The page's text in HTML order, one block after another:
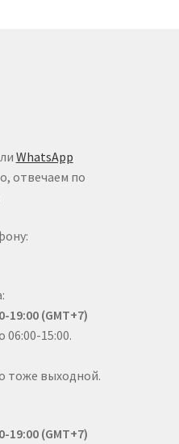
WhatsApp
отвечаем по
(GMT+7)
15:00.
тоже выходной.
(GMT+7)